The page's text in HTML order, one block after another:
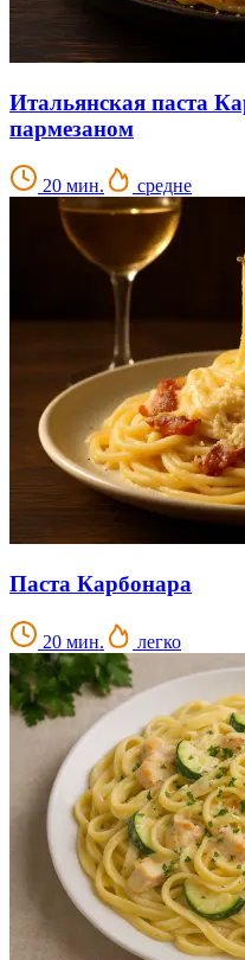
Итальянская паста
пармезаном
20 мин. средне
Паста Карбонара
20 мин. легко